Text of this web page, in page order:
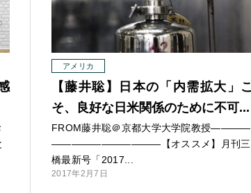
アメリカ
【藤井聡】日本の「内需拡大」こ
そ、良好な日米関係のために不可...
FROM藤井聡＠京都大学大学院教授————
———————————【オススメ】月刊三
橋最新号「2017...
2017年2月7日